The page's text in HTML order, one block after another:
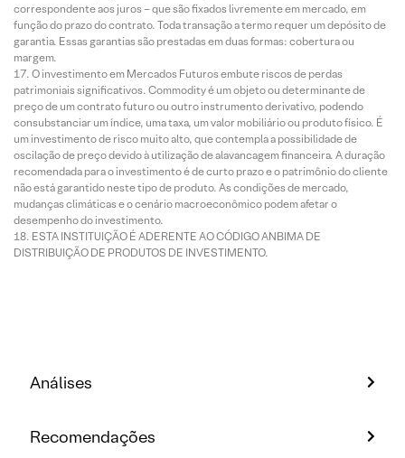
correspondente aos juros – que são fixados livremente em mercado, em
função do prazo do contrato. Toda transação a termo requer um depósito de
garantia. Essas garantias são prestadas em duas formas: cobertura ou
margem.
O investimento em Mercados Futuros embute riscos de perdas
patrimoniais significativos. Commodity é um objeto ou determinante de
preço de um contrato futuro ou outro instrumento derivativo, podendo
consubstanciar um índice, uma taxa, um valor mobiliário ou produto físico. É
um investimento de risco muito alto, que contempla a possibilidade de
oscilação de preço devido à utilização de alavancagem financeira. A duração
recomendada para o investimento é de curto prazo e o patrimônio do cliente
não está garantido neste tipo de produto. As condições de mercado,
mudanças climáticas e o cenário macroeconômico podem afetar o
desempenho do investimento.
ESTA INSTITUIÇÃO É ADERENTE AO CÓDIGO ANBIMA DE
DISTRIBUIÇÃO DE PRODUTOS DE INVESTIMENTO.
Análises
Recomendações